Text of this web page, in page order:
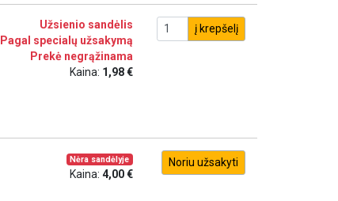
Užsienio sandėlis
Pagal specialų užsakymą
Prekė negrąžinama
Kaina: 1,98 €
į krepšelį
Nėra sandėlyje
Kaina: 4,00 €
Noriu užsakyti